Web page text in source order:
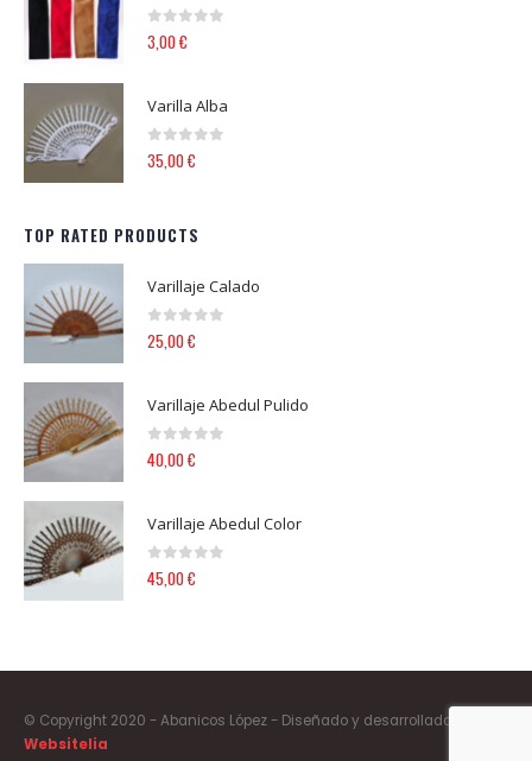
0 out of 5
3,00€
Varilla Alba
0out of 5
35,00€
TOP RATED PRODUCTS
Varillaje Calado
0out of 5
25,00€
Varillaje Abedul Pulido
0out of 5
40,00€
Varillaje Abedul Color
0out of 5
45,00€
© Copyright 2020 - Abanicos López - Diseñado y desarrollado por
Websitelia